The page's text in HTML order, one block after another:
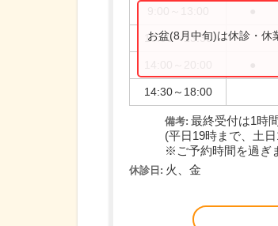
10:00～13:30
14:30～18:00
お盆(8月中旬)は休診・休
備考: 最終受付は1時
(平日19時まで、土
※ご予約時間を過ぎ
休診日: 火、金